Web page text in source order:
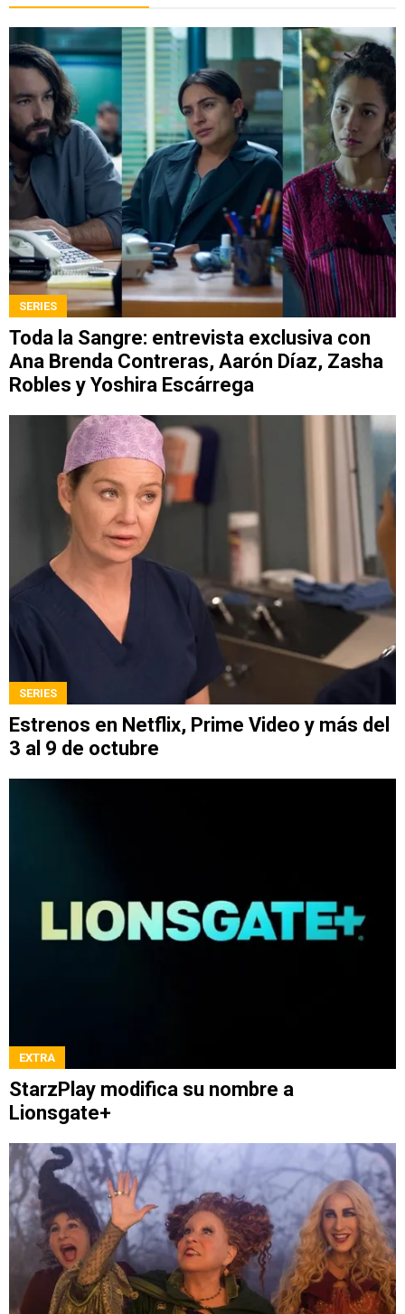
SERIES
Toda la Sangre: entrevista exclusiva con
Ana Brenda Contreras, Aarón Díaz, Zasha
Robles y Yoshira Escárrega
SERIES
Estrenos en Netflix, Prime Video y más del
3 al 9 de octubre
EXTRA
StarzPlay modifica su nombre a
Lionsgate+